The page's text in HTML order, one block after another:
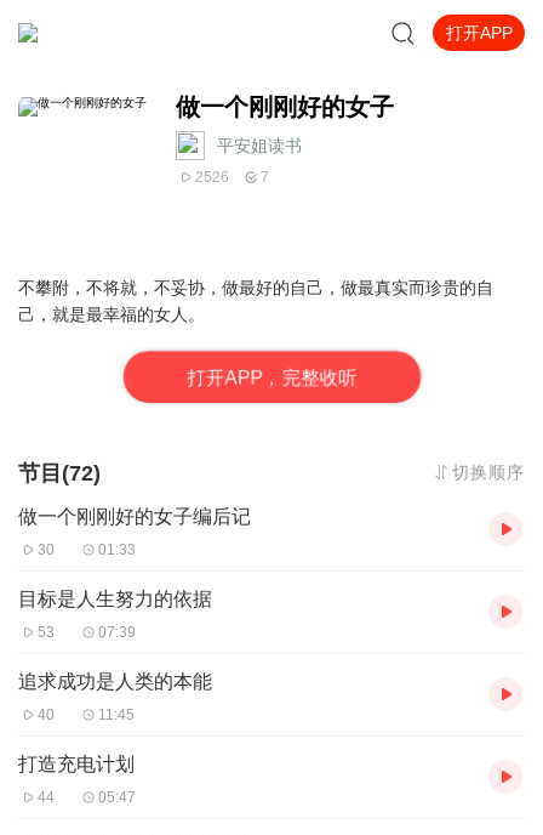
打开APP
做一个刚刚好的女子
平安姐读书
2526 7
不攀附，不将就，不妥协，做最好的自己，做最真实而珍贵的自
己，就是最幸福的女人。
打开APP，完整收听
节目(72) 切换顺序
做一个刚刚好的女子编后记
30 01:33
目标是人生努力的依据
53 07:39
追求成功是人类的本能
40 11:45
打造充电计划
44 05:47